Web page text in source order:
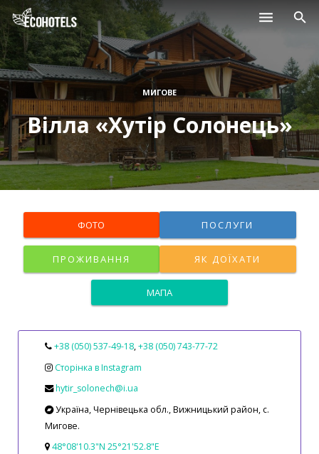
Населені пункти
Курорти
Дитячі табори
Магазини
Нерухомість
Вілла «Хутір Солонець»
МИГОВЕ
ФОТО ПОСЛУГИ
ПРОЖИВАННЯ ЯК ДОЇХАТИ
МАПА
+38 (050) 537-49-18,+38 (050) 743-77-72
Сторінка в Instagram
hytir_solonech@i.ua
Україна, Чернівецька обл., Вижницький район, с.
Мигове.
48°08'10.3"N 25°21'52.8"E